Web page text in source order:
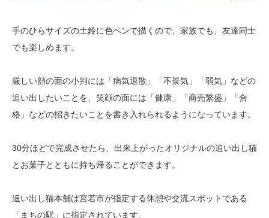
手のひらサイズの土鈴に色ペンで描くので、家族でも、友達同士
でも楽しめます。
厳しい顔の面の小判には「病気退散」「不景気」「弱気」などの
追い出したいことを、笑顔の面には「健康」「商売繁盛」「合
格」などの招きたいことを書き入れられるようになっています。
30分ほどで完成させたら、出来上がったオリジナルの追い出し猫
とお菓子とともに持ち帰ることができます。
追い出し猫本舗は宮若市が指定する休憩や交流スポットである
「まちの駅」に指定されています。